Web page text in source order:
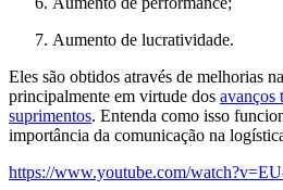
Aumento de lucratividade.
Eles são obtidos através de melhorias
principalmente em virtude dos avanços
suprimentos. Entenda como isso
importância da comunicação na
https://www.youtube.com/